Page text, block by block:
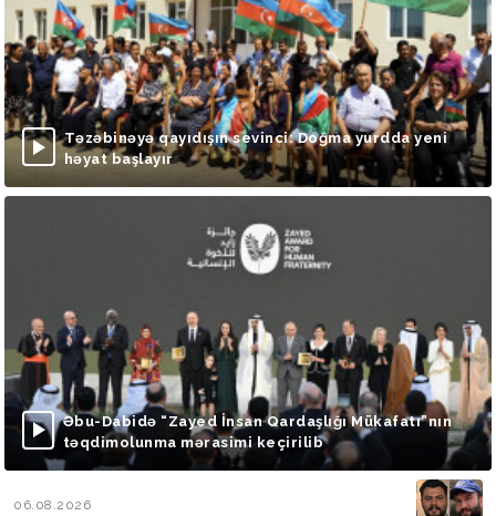
Təzəbinəyə qayıdışın sevinci: Doğma yurdda yeni
həyat başlayır
Əbu-Dabidə “Zayed İnsan Qardaşlığı Mükafatı”nın
təqdimolunma mərasimi keçirilib
06.08.2026